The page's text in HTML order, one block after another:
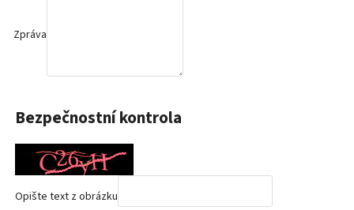
Zpráva
Bezpečnostní kontrola
Opište text z obrázku